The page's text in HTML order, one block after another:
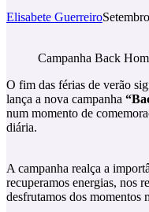
Elisabete Guerreiro
Campanha Back
O fim das férias de verão
lança a nova campanha
num momento de
diária.
A campanha realça a
recuperamos energias, nos
desfrutamos dos momentos